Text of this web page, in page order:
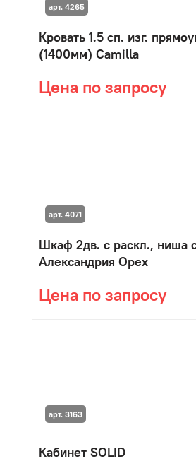
Кровать 1.5 сп. изг.
(1400мм) Camilla
Цена по запросу
арт. 4265
Шкаф 2дв. с раскл., ниша
Александрия Орех
Цена по запросу
арт. 4071
Кабинет SOLID
арт. 3163